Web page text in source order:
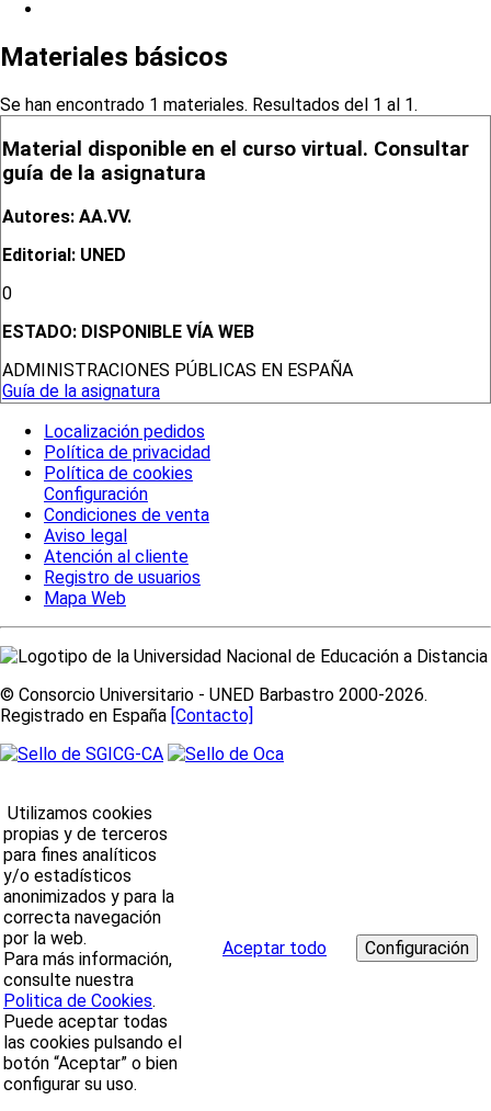
Materiales básicos
Se han encontrado 1 materiales. Resultados del 1 al 1.
Material disponible en el curso virtual. Consultar
guía de la asignatura
Autores: AA.VV.
Editorial: UNED
0
ESTADO: DISPONIBLE VÍA WEB
ADMINISTRACIONES PÚBLICAS EN ESPAÑA
Guía de la asignatura
Localización pedidos
Política de privacidad
Política de cookies
Configuración
Condiciones de venta
Aviso legal
Atención al cliente
Registro de usuarios
Mapa Web
© Consorcio Universitario - UNED Barbastro 2000-2026.
Registrado en España [Contacto]
Utilizamos cookies
propias y de terceros
para fines analíticos
y/o estadísticos
anonimizados y para la
correcta navegación
por la web.
Para más información,
consulte nuestra
Politica de Cookies.
Puede aceptar todas
las cookies pulsando el
botón “Aceptar” o bien
configurar su uso.
Aceptar todo